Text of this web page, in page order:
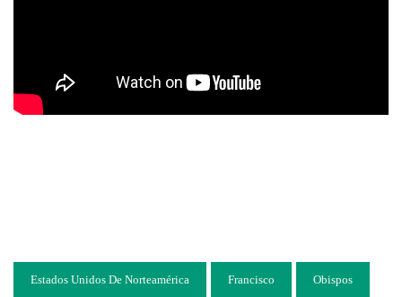
Estados Unidos De Norteamérica Francisco Obispos